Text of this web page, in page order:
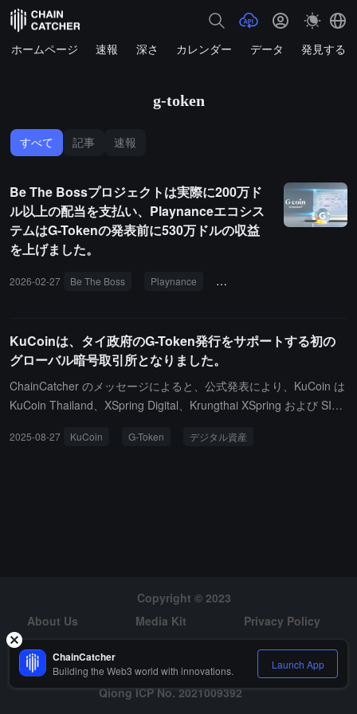
ホームページ 速報 深さ カレンダー データ 発見する
g-token
すべて 記事 速報
Be The Bossプロジェクトは実際に200万ド
ル以上の配当を支払い、Playnanceエコシス
テムはG-Tokenの発表前に530万ドルの収益
を上げました。
2026-02-27 Be The Boss Playnance G-Token
KuCoinは、タイ政府のG-Token発行をサポートする初の
グローバル暗号取引所となりました。
ChainCatcher のメッセージによると、公式発表により、KuCoin は
KuCoin Thailand、XSpring Digital、Krungthai XSpring および SIX
ken プロジェクトをサポートする初めてかつ唯一のグローバル暗号
を示し、KuCoin が実世界資産 (RWA) のトークン化におけるグロー
バルな先駆者としての役割を確立することを示しています。
2025-08-27 KuCoin G-Token デジタル資産
Copyright © 2023
About Us
Media Kit
Privacy Policy
Risk Warning
Hiring
Qiong ICP No. 2021009392
ChainCatcher
Building the Web3 world with innovations. Launch App